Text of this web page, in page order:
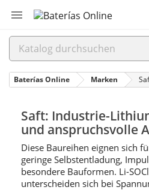

Baterías Online Marken
Saft: Industrie-
und anspruchsvolle
Diese Baureihen eignen sich
geringe Selbstentladung,
besondere Bauformen. Li-
unterscheiden sich bei